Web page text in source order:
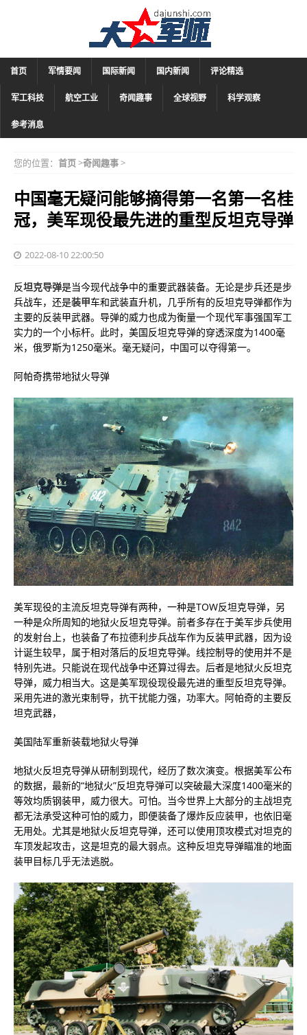
首页 军情要闻 国际新闻 国内新闻 评论精选
军工科技 航空工业 奇闻趣事 全球视野 科学观察
参考消息
您的位置： 首页>奇闻趣事>
中国毫无疑问能够摘得第一名第一名桂
冠，美军现役最先进的重型反坦克导弹
2022-08-10 22:00:50
反坦克导弹是当今现代战争中的重要武器装备。无论是步兵还是步
兵战车，还是装甲车和武装直升机，几乎所有的反坦克导弹都作为
主要的反装甲武器。导弹的威力也成为衡量一个现代军事强国军工
实力的一个小标杆。此时，美国反坦克导弹的穿透深度为1400毫
米，俄罗斯为1250毫米。毫无疑问，中国可以夺得第一。
阿帕奇携带地狱火导弹
美军现役的主流反坦克导弹有两种，一种是TOW反坦克导弹，另
一种是众所周知的地狱火反坦克导弹。前者多存在于美军步兵使用
的发射台上，也装备了布拉德利步兵战车作为反装甲武器，因为设
计诞生较早，属于相对落后的反坦克导弹。线控制导的使用并不是
特别先进。只能说在现代战争中还算过得去。后者是地狱火反坦克
导弹，威力相当大。这是美军现役现役最先进的重型反坦克导弹。
采用先进的激光束制导，抗干扰能力强，功率大。阿帕奇的主要反
坦克武器，
美国陆军重新装载地狱火导弹
地狱火反坦克导弹从研制到现代，经历了数次演变。根据美军公布
的数据，最新的“地狱火”反坦克导弹可以突破最大深度1400毫米的
等效均质钢装甲，威力很大。可怕。当今世界上大部分的主战坦克
都无法承受这种可怕的威力，即便装备了爆炸反应装甲，也依旧毫
无用处。尤其是地狱火反坦克导弹，还可以使用顶攻模式对坦克的
车顶发起攻击，这是坦克的最大弱点。这种反坦克导弹瞄准的地面
装甲目标几乎无法逃脱。